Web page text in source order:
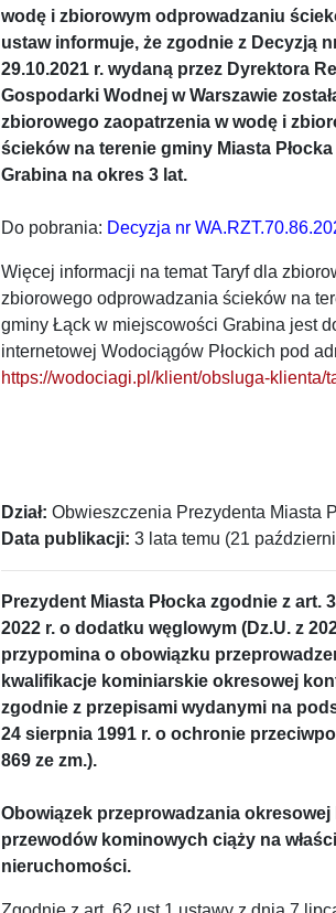
wodę i zbiorowym odprowadzaniu
ustaw informuje, że zgodnie z Decyzją
29.10.2021 r. wydaną przez Dyrektora
Gospodarki Wodnej w Warszawie
zbiorowego zaopatrzenia w wodę i
ścieków na terenie gminy Miasta
Grabina na okres 3 lat.
Do pobrania: Decyzja nr
Więcej informacji na temat Taryf dla
zbiorowego odprowadzania ścieków na
gminy Łąck w miejscowości Grabina jest
internetowej Wodociągów Płockich pod
https://wodociagi.pl/klient/obsluga-klienta/
Dział: Obwieszczenia Prezydenta Miasta
Data publikacji: 3 lata temu (21
Prezydent Miasta Płocka zgodnie z art.
2022 r. o dodatku węglowym (Dz.U. z
przypomina o obowiązku
kwalifikacje kominiarskie okresowej
zgodnie z przepisami wydanymi na
24 sierpnia 1991 r. o ochronie
869 ze zm.).
Obowiązek przeprowadzania
przewodów kominowych ciąży na
nieruchomości.